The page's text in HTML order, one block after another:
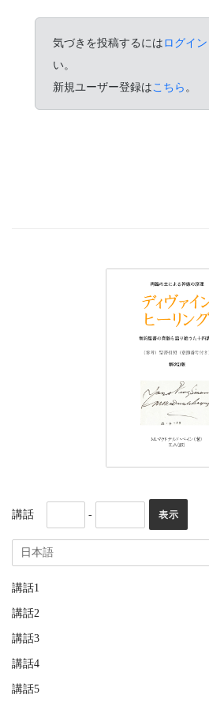
気づきを投稿するにはログイン
い。
新規ユーザー登録はこちら 。
講話 -
講話1
講話2
講話3
講話4
講話5